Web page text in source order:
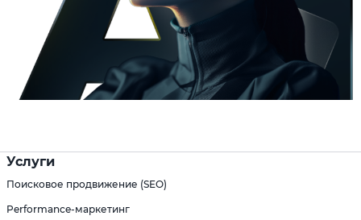
Услуги
Поисковое продвижение (SEO)
Performance-маркетинг